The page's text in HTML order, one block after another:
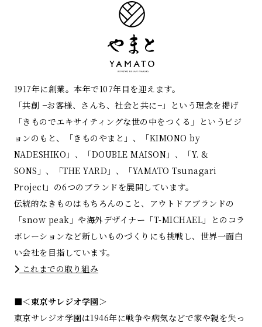
1917年に創業。本年で107年目を迎えます。
「共創 −お客様、さんち、社会と共に−」という理念を掲げ
「きものでエキサイティングな世の中をつくる」というビジ
ョンのもと、「きものやまと」、「KIMONO by
NADESHIKO」、「DOUBLE MAISON」、「Y. &
SONS」、「THE YARD」、「YAMATO Tsunagari
Project」の6つのブランドを展開しています。
伝統的なきものはもちろんのこと、アウトドアブランドの
「snow peak」や海外デザイナー「T-MICHAEL」とのコラ
ボレーションなど新しいものづくりにも挑戦し、世界一面白
い会社を目指しています。
これまでの取り組み
■＜東京サレジオ学園＞
東京サレジオ学園は1946年に戦争や病気などで家や親を失っ